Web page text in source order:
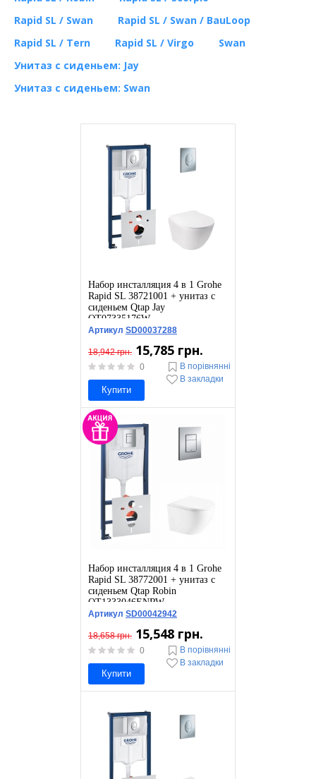
Rapid SL / Swan
Rapid SL / Swan / BauLoop
Rapid SL / Tern
Rapid SL / Virgo
Swan
Унитаз с сиденьем: Jay
Унитаз с сиденьем: Swan
Набор инсталляция 4 в 1 Grohe
Rapid SL 38721001 + унитаз с
сиденьем Qtap Jay
QT07335176W
Артикул SD00037288
18,942 грн. 15,785 грн.
0
Купити
В порівнянні
В закладки
Набор инсталляция 4 в 1 Grohe
Rapid SL 38772001 + унитаз с
сиденьем Qtap Robin
QT1333046ENRW
Артикул SD00042942
18,658 грн. 15,548 грн.
0
Купити
В порівнянні
В закладки